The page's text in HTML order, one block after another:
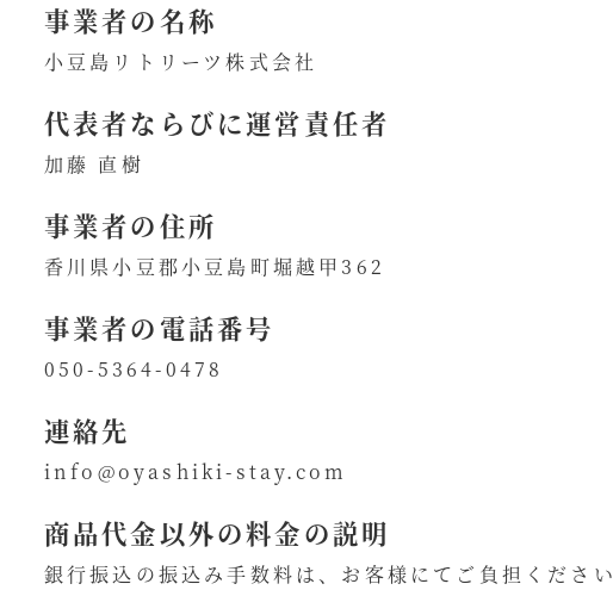
事業者の名称
小豆島リトリーツ株式会社
代表者ならびに運営責任者
加藤 直樹
事業者の住所
香川県小豆郡小豆島町堀越甲362
事業者の電話番号
050-5364-0478
連絡先
info@oyashiki-stay.com
商品代金以外の料金の説明
銀行振込の振込み手数料は、お客様にてご負担ください